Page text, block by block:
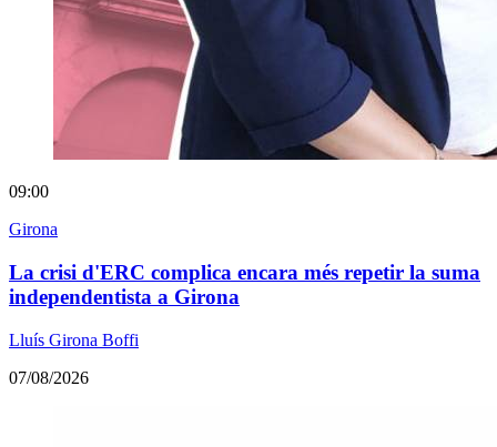
09:00
Girona
La crisi d'ERC complica encara més repetir la suma
independentista a Girona
Lluís Girona Boffi
07/08/2026